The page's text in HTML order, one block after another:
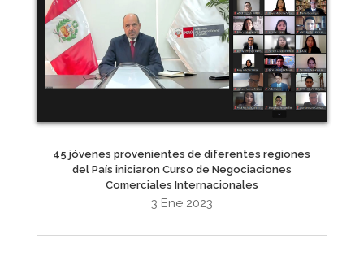
45 jóvenes provenientes de diferentes regiones
del País iniciaron Curso de Negociaciones
Comerciales Internacionales
3 Ene 2023